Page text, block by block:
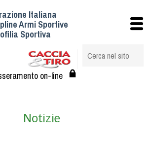
Italiana
Armi Sportive
Sportiva
on-line
Notizie
Istituzionale
Struttura
Albo Veterinari federali
Statuto e Regolamenti